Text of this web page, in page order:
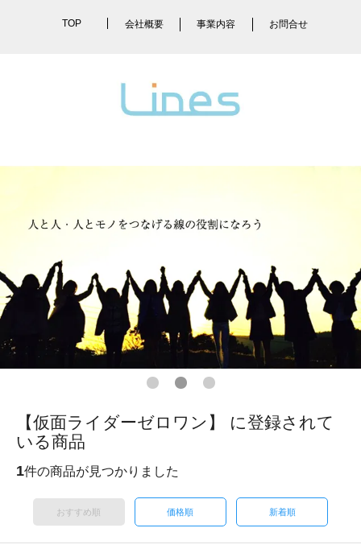
TOP 会社概要 事業内容 お問合せ
【仮面ライダーゼロワン】 に登録されて
いる商品
1件の商品が見つかりました
おすすめ順 価格順 新着順